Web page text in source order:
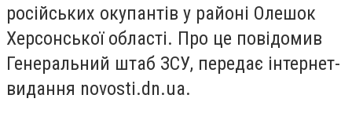
російських окупантів у районі Олешок
Херсонської області. Про це повідомив
Генеральний штаб ЗСУ, передає інтернет-
видання novosti.dn.ua.